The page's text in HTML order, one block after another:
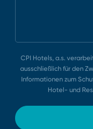
CPI Hotels, a.s.
ausschließlich für den
Informationen zum
Hotel⁠-⁠ und